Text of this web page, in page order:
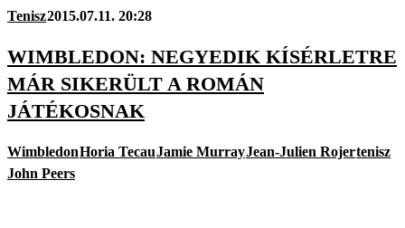
Tenisz2015.07.11. 20:28
WIMBLEDON: NEGYEDIK KÍSÉRLETRE
MÁR SIKERÜLT A ROMÁN
JÁTÉKOSNAK
WimbledonHoria TecauJamie MurrayJean-Julien Rojertenisz
John Peers